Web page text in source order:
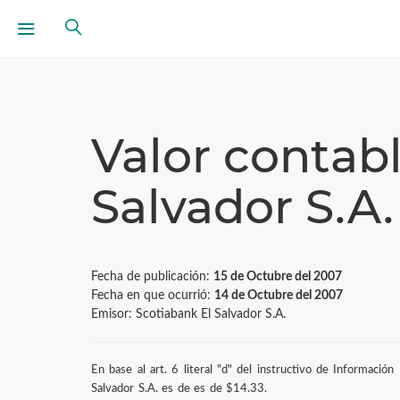
Valor
Salvador S.A.
Fecha de publicación: 15 de Octubre del 2007
Fecha en que ocurrió: 14 de Octubre del 2007
Emisor: Scotiabank El Salvador S.A.
En base al art. 6 literal "d" del instructivo de
Salvador S.A. es de es de $14.33.